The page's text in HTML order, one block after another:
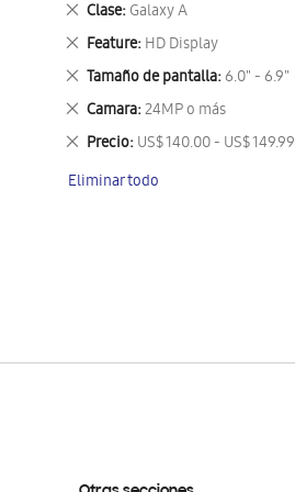
Clase Galaxy A
Eliminar
este
artículo
Feature HD Display
Eliminar
este
artículo
Tamaño de pantalla 6.0" - 6.9"
Eliminar
este
artículo
Camara 24MP o más
Eliminar
este
artículo
Precio US$ 140.00 - US$ 149.99
Eliminar
artículo
Eliminar todo